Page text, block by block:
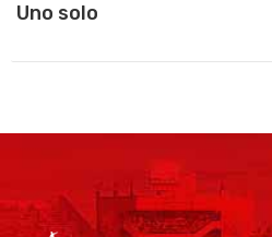
Uno solo